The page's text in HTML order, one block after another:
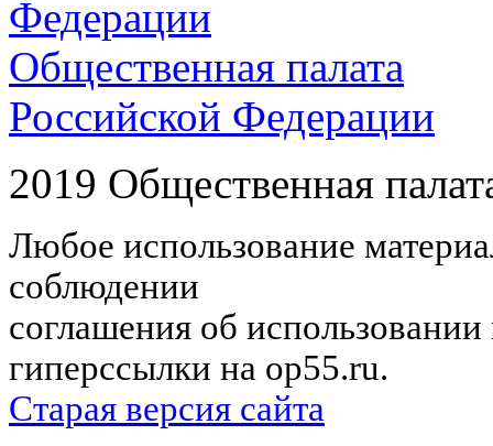
Общественная палата
Российской Федерации
2019 Общественная
Любое использование
соблюдении
соглашения об
гиперссылки на op55.ru.
Старая версия сайта